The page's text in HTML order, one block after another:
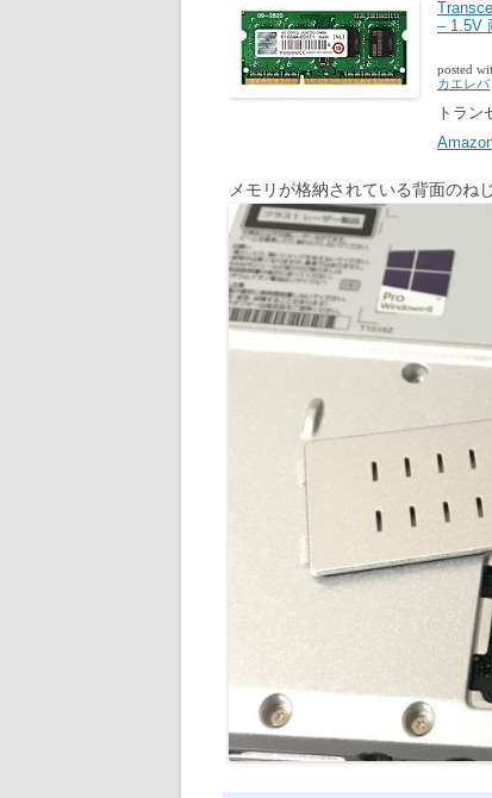
– 1.5V
posted
カエレバ
トラン
メモリが格納されている背面のね